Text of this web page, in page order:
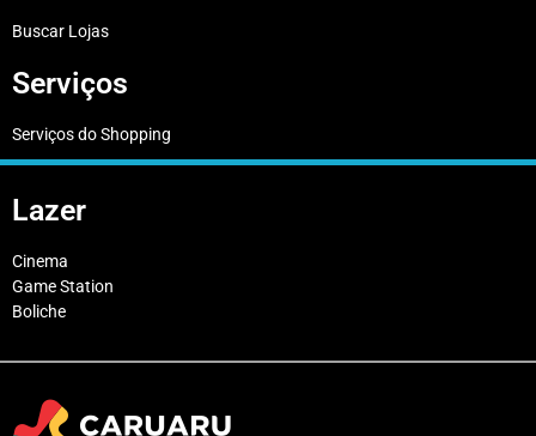
Buscar Lojas
Serviços
Serviços do Shopping
Lazer
Cinema
Game Station
Boliche